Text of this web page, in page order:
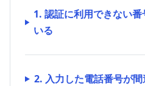
1. 認証に利用できない
いる
2. 入力した電話番号が